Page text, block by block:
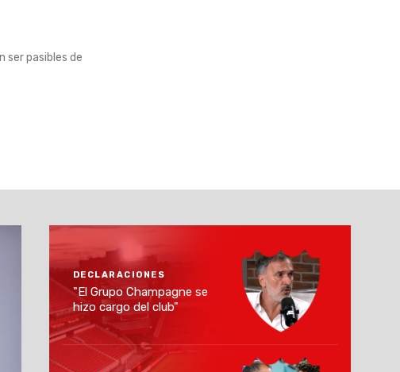
ser pasibles de
DECLARACIONES
"El Grupo Champagne se
hizo cargo del club"